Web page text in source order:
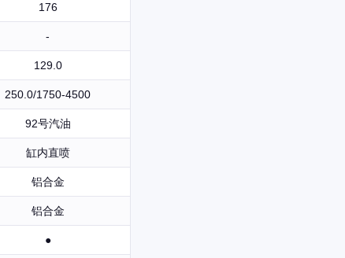
176
-
129.0
250.0/1750-4500
92号汽油
缸内直喷
铝合金
铝合金
●